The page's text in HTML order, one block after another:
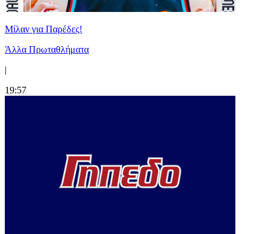
Μίλαν για Παρέδες!
Άλλα Πρωταθλήματα
|
19:57